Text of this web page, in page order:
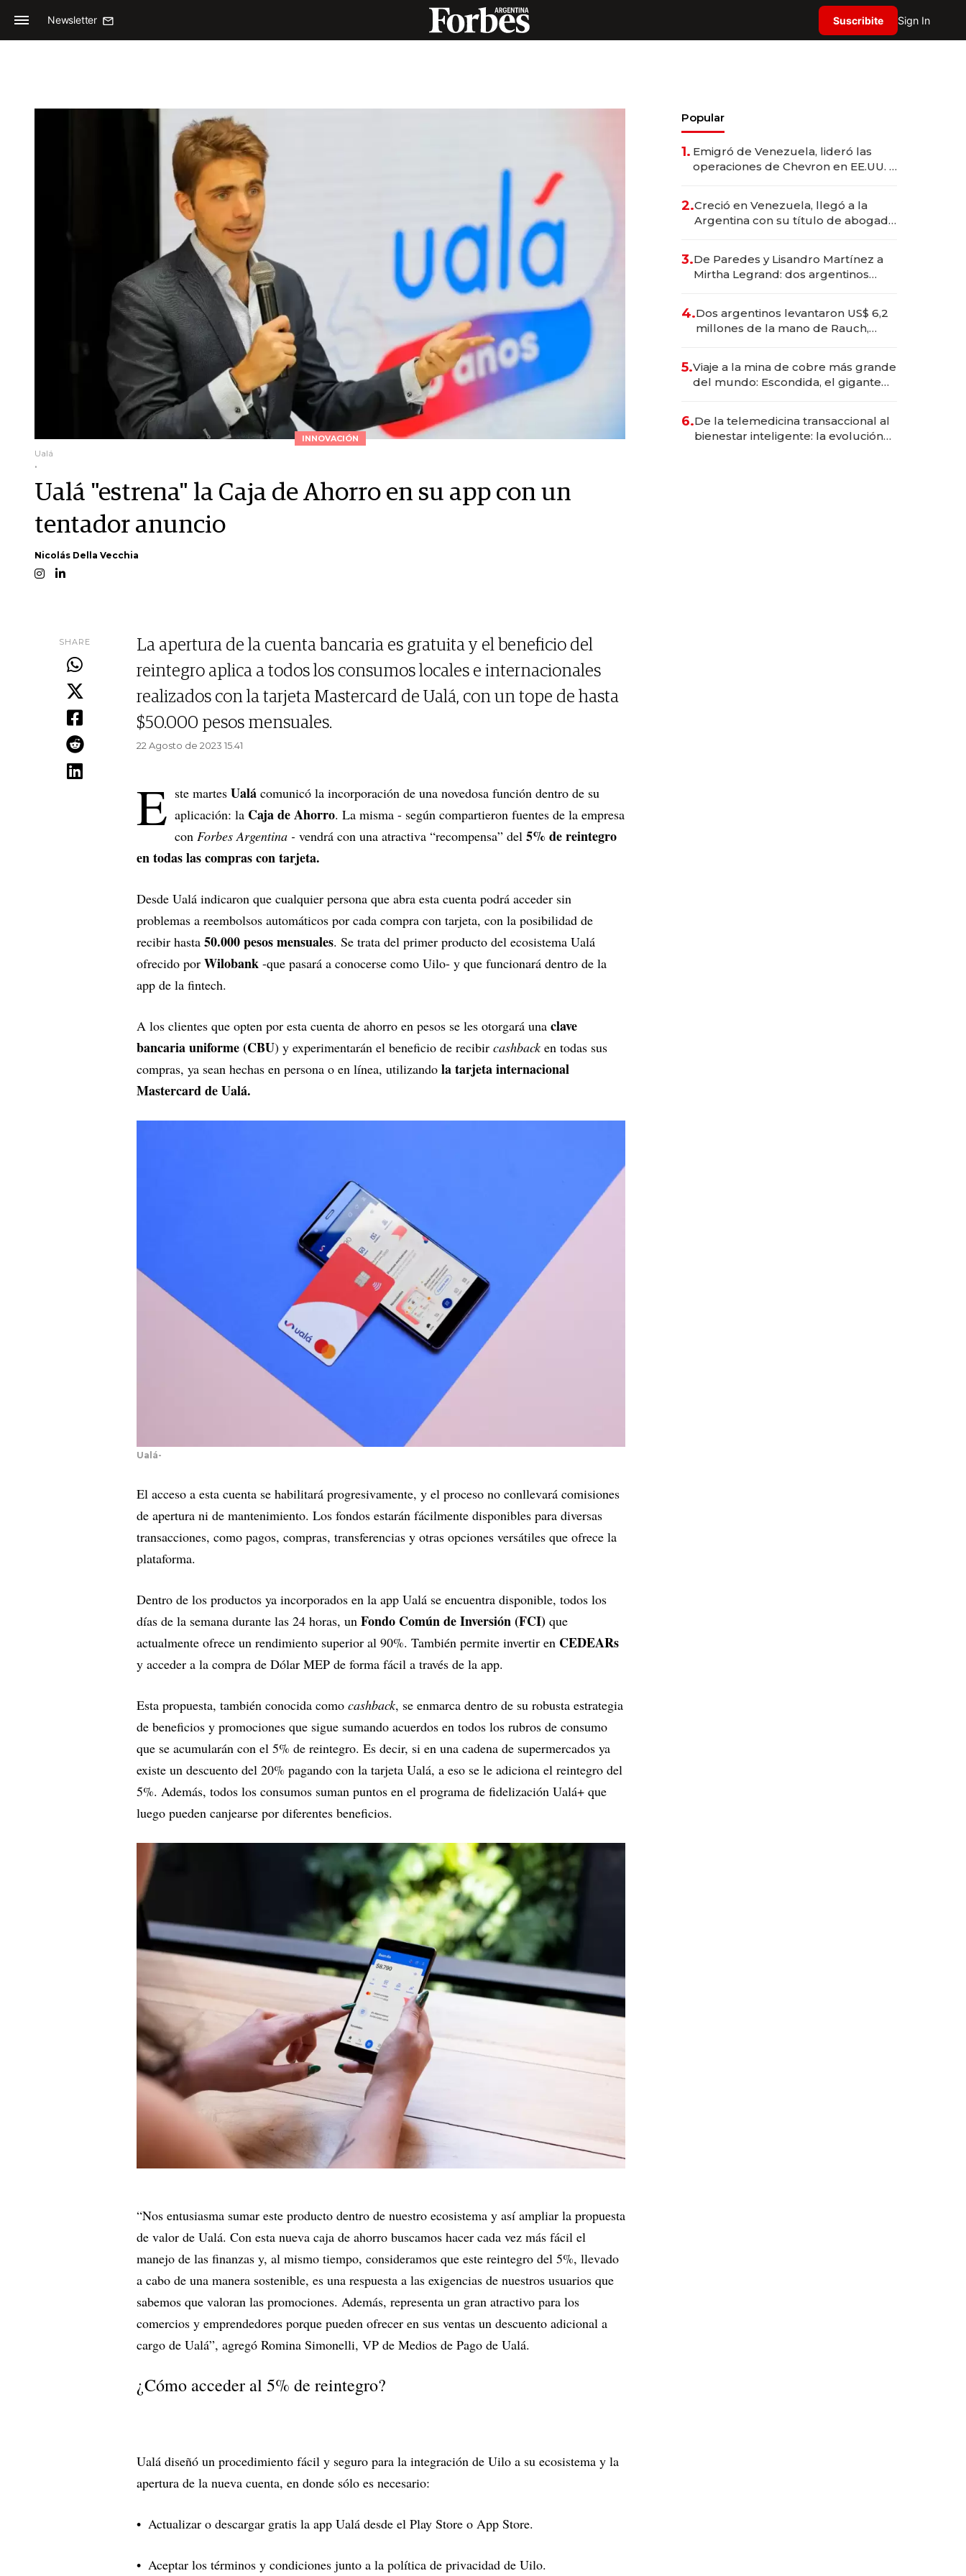
Newsletter Suscribite Sign In
INNOVACIÓN
Ualá
.
Ualá "estrena" la Caja de Ahorro en su app con un
tentador anuncio
Nicolás Della Vecchia
SHARE
La apertura de la cuenta bancaria es gratuita y el beneficio del
reintegro aplica a todos los consumos locales e internacionales
realizados con la tarjeta Mastercard de Ualá, con un tope de hasta
$50.000 pesos mensuales.
22 Agosto de 2023 15.41
E ste martes Ualá comunicó la incorporación de una novedosa función dentro de su
aplicación: la Caja de Ahorro. La misma - según compartieron fuentes de la empresa
con Forbes Argentina - vendrá con una atractiva “recompensa” del 5% de reintegro
en todas las compras con tarjeta.
Desde Ualá indicaron que cualquier persona que abra esta cuenta podrá acceder sin
problemas a reembolsos automáticos por cada compra con tarjeta, con la posibilidad de
recibir hasta 50.000 pesos mensuales. Se trata del primer producto del ecosistema Ualá
ofrecido por Wilobank -que pasará a conocerse como Uilo- y que funcionará dentro de la
app de la fintech.
A los clientes que opten por esta cuenta de ahorro en pesos se les otorgará una clave
bancaria uniforme (CBU) y experimentarán el beneficio de recibir cashbacken todas sus
compras, ya sean hechas en persona o en línea, utilizando la tarjeta internacional
Mastercard de Ualá.
Ualá-
El acceso a esta cuenta se habilitará progresivamente, y el proceso no conllevará comisiones
de apertura ni de mantenimiento. Los fondos estarán fácilmente disponibles para diversas
transacciones, como pagos, compras, transferencias y otras opciones versátiles que ofrece la
plataforma.
Dentro de los productos ya incorporados en la app Ualá se encuentra disponible, todos los
días de la semana durante las 24 horas, un Fondo Común de Inversión (FCI) que
actualmente ofrece un rendimiento superior al 90%. También permite invertir en CEDEARs
y acceder a la compra de Dólar MEP de forma fácil a través de la app.
Esta propuesta, también conocida como cashback, se enmarca dentro de su robusta estrategia
de beneficios y promociones que sigue sumando acuerdos en todos los rubros de consumo
que se acumularán con el 5% de reintegro. Es decir, si en una cadena de supermercados ya
existe un descuento del 20% pagando con la tarjeta Ualá, a eso se le adiciona el reintegro del
5%. Además, todos los consumos suman puntos en el programa de fidelización Ualá+ que
luego pueden canjearse por diferentes beneficios.
“Nos entusiasma sumar este producto dentro de nuestro ecosistema y así ampliar la propuesta
de valor de Ualá. Con esta nueva caja de ahorro buscamos hacer cada vez más fácil el
manejo de las finanzas y, al mismo tiempo, consideramos que este reintegro del 5%, llevado
a cabo de una manera sostenible, es una respuesta a las exigencias de nuestros usuarios que
sabemos que valoran las promociones. Además, representa un gran atractivo para los
comercios y emprendedores porque pueden ofrecer en sus ventas un descuento adicional a
cargo de Ualá”, agregó Romina Simonelli, VP de Medios de Pago de Ualá.
¿Cómo acceder al 5% de reintegro?
Ualá diseñó un procedimiento fácil y seguro para la integración de Uilo a su ecosistema y la
apertura de la nueva cuenta, en donde sólo es necesario:
Actualizar o descargar gratis la app Ualá desde el Play Store o App Store.
Aceptar los términos y condiciones junto a la política de privacidad de Uilo.
Popular
1. Emigró de Venezuela, lideró las
operaciones de Chevron en EE.UU. y
2.Creció en Venezuela, llegó a la
Argentina con su título de abogado
marcas "fast premium"
3.De Paredes y Lisandro Martínez a
Mirtha Legrand: dos argentinos
deportivo y el cuidado corporal
4.Dos argentinos levantaron US$ 6,2
millones de la mano de Rauch,
5.Viaje a la mina de cobre más grande
del mundo: Escondida, el gigante
6.De la telemedicina transaccional al
bienestar inteligente: la evolución